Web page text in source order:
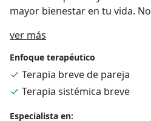
mayor bienestar en tu vida.
ver más
Enfoque terapéutico
Terapia breve de pareja
Terapia sistémica breve
Especialista en: